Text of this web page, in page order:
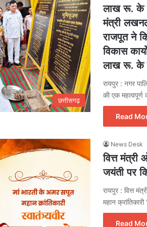
छत्तीसगढ़
लाख रू. के
मंत्री
राजपूत ने
विकास
लाख रू. के
रायपुर : नगर
की एक
Read
News Desk
वित्त मंत्री
जयंती पर
रायपुर : वित्त
महान क्रांतिकारी
Read